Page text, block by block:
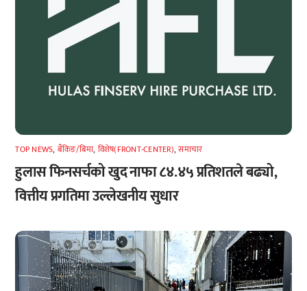
TOP NEWS, बैंकिङ/बिमा, विशेष(FRONT-CENTER),समाचार
हुलास फिनसर्चको खुद नाफा ८४.४५ प्रतिशतले बढ्यो,
वित्तीय प्रगतिमा उल्लेखनीय सुधार